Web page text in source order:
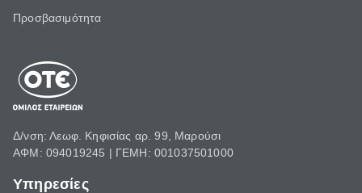
Προσβασιμότητα
Δ/νση: Λεωφ. Κηφισίας αρ. 99, Μαρούσι
ΑΦΜ: 094019245 | ΓΕΜΗ: 001037501000
Υπηρεσίες